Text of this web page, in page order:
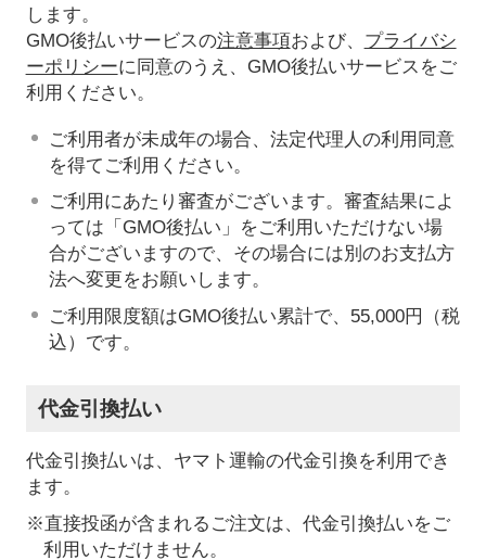
します。
GMO後払いサービスの注意事項および、 プライバシ
ーポリシーに同意のうえ、GMO後払いサービスをご
利用ください。
ご利用者が未成年の場合、法定代理人の利用同意
を得てご利用ください。
ご利用にあたり審査がございます。審査結果によ
っては「GMO後払い」をご利用いただけない場
合がございますので、その場合には別のお支払方
法へ変更をお願いします。
ご利用限度額はGMO後払い累計で、55,000円（税
込）です。
代金引換払い
代金引換払いは、ヤマト運輸の代金引換を利用でき
ます。
※直接投函が含まれるご注文は、代金引換払いをご
利用いただけません。